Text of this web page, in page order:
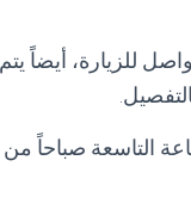
للزيارة، أيضاً يتم
التاسعة صباحاً من